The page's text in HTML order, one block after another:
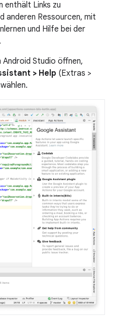
enthält Links zu
anderen Ressourcen, mit
und Hilfe bei der
Android Studio öffnen,
> Help (Extras >